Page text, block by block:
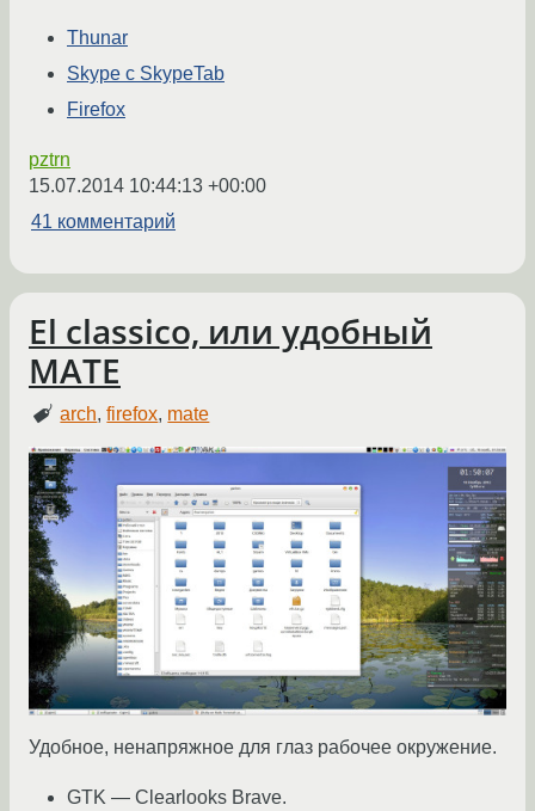
Thunar
Skype с SkypeTab
Firefox
pztrn
15.07.2014 10:44:13 +00:00
41 комментарий
El classico, или удобный
MATE
arch,firefox, mate
Удобное, ненапряжное для глаз рабочее окружение.
GTK — Clearlooks Brave.